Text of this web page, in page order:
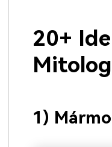
20+
1)